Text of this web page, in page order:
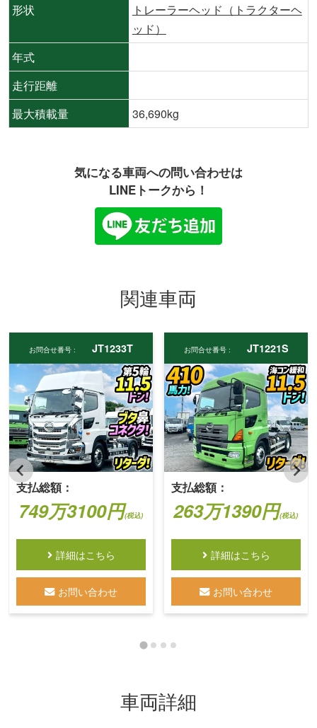
形状
トレーラーヘッド（トラクターヘ
ッド）
年式
走行距離
最大積載量
36,690kg
気になる車両への問い合わせは
LINEトークから！
関連車両
お問合せ番号 : JT1233T
支払総額：
749万3100円(税込)
詳細はこちら
お問い合わせ
お問合せ番号 : JT1221S
支払総額：
263万1390円(税込)
詳細はこちら
お問い合わせ
車両詳細